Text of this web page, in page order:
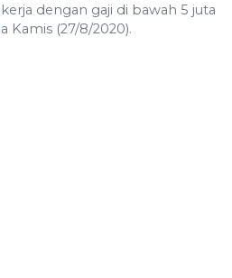
dengan gaji di bawah 5 juta
Kamis (27/8/2020).